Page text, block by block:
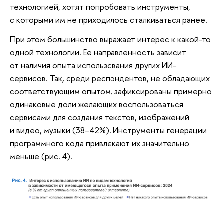
технологией, хотят попробовать инструменты,
с которыми им не приходилось сталкиваться ранее.
При этом большинство выражает интерес к какой-то
одной технологии. Ее направленность зависит
от наличия опыта использования других ИИ-
сервисов. Так, среди респондентов, не обладающих
соответствующим опытом, зафиксированы примерно
одинаковые доли желающих воспользоваться
сервисами для создания текстов, изображений
и видео, музыки (38–42%). Инструменты генерации
программного кода привлекают их значительно
меньше (рис. 4).